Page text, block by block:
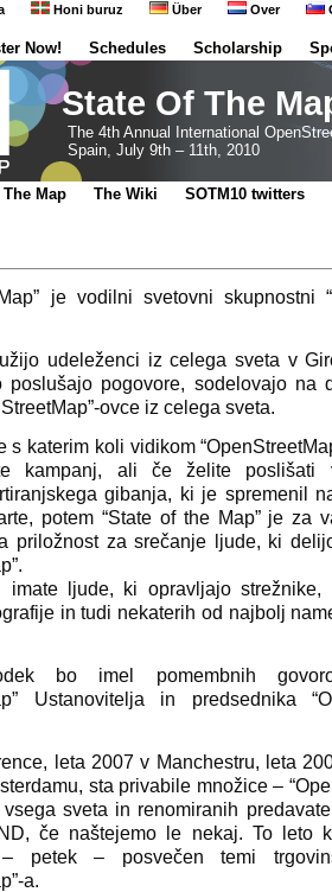
Now! Schedules Scholarship
Honi buruz Über Over
State Of The
The 4th Annual International
Spain, July 9th – 11th, 2010
The Map The Wiki SOTM10 twitters
je vodilni svetovni skupnostni
udeleženci iz celega sveta v
poslušajo pogovore, sodelovajo na
ovce iz celega sveta.
s katerim koli vidikom
kampanj, ali če želite poslišati
gibanja, ki je spremenil
potem “State of the Map” je za
priložnost za srečanje ljude, ki
ljude, ki opravljajo strežnike,
in tudi nekaterih od najbolj
bo imel pomembnih
Ustanovitelja in predsednika
leta 2007 v Manchestru, leta
sta privabile množice –
sveta in renomiranih
če naštejemo le nekaj. To leto
petek – posvečen temi
a.